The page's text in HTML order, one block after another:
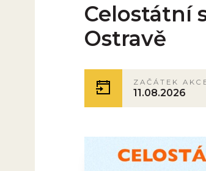
Celostátní
Ostravě
ZAČÁTEK
11.08.2026